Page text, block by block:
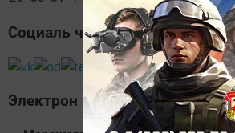
Социаль челтәрләр
Электрон почта